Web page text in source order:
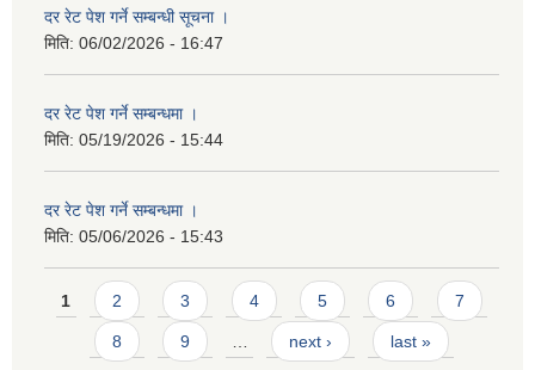
दर रेट पेश गर्ने सम्बन्धी सूचना ।
मिति: 06/02/2026 - 16:47
दर रेट पेश गर्ने सम्बन्धमा ।
मिति: 05/19/2026 - 15:44
दर रेट पेश गर्ने सम्बन्धमा ।
मिति: 05/06/2026 - 15:43
Pages
1 2 3 4 5 6 7
8 9 … next › last »